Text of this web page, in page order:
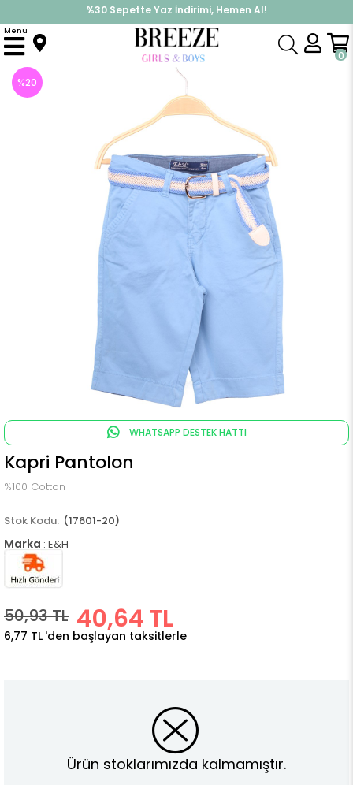
%30 Sepette Yaz İndirimi, Hemen Al!
İndirimlere ek %10 İndirimi Kap, Hemen Üye Ol!
0
Menu
Anasayfa Alt Giyim Kapri & Şort Kapri Pantolon
%20
WHATSAPP DESTEK HATTI
Kapri Pantolon
%100 Cotton
(17601-20)
Marka : E&H
50,93 TL 40,64 TL
6,77 TL 'den başlayan taksitlerle
Ürün stoklarımızda kalmamıştır.